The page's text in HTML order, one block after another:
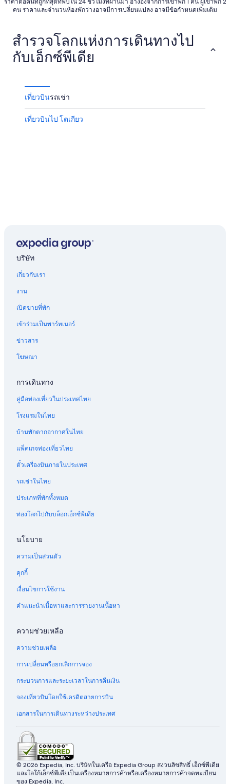
คน ราคาและจำนวนห้องพักว่างอาจมีการเปลี่ยนแปลง อาจมีข้อกำหนดเพิ่มเติม
สำรวจโลกแห่งการเดินทางไป
กับเอ็กซ์พีเดีย
เที่ยวบินรถเช่า
เที่ยวบินไป โตเกียว
บริษัท
เกี่ยวกับเรา
งาน
เปิดขายที่พัก
เข้าร่วมเป็นพาร์ทเนอร์
ข่าวสาร
โฆษณา
การเดินทาง
คู่มือท่องเที่ยวในประเทศไทย
โรงแรมในไทย
บ้านพักตากอากาศในไทย
แพ็คเกจท่องเที่ยวไทย
ตั๋วเครื่องบินภายในประเทศ
รถเช่าในไทย
ประเภทที่พักทั้งหมด
ท่องโลกไปกับบล็อกเอ็กซ์พีเดีย
นโยบาย
ความเป็นส่วนตัว
คุกกี้
เงื่อนไขการใช้งาน
คำแนะนำเนื้อหาและการรายงานเนื้อหา
ความช่วยเหลือ
ความช่วยเหลือ
การเปลี่ยนหรือยกเลิกการจอง
กระบวนการและระยะเวลาในการคืนเงิน
จองเที่ยวบินโดยใช้เครดิตสายการบิน
เอกสารในการเดินทางระหว่างประเทศ
© 2026 Expedia, Inc. บริษัทในเครือ Expedia Group สงวนลิขสิทธิ์ เอ็กซ์พีเดีย
และโลโก้เอ็กซ์พีเดียเป็นเครื่องหมายการค้าหรือเครื่องหมายการค้าจดทะเบียน
ของ Expedia, Inc.